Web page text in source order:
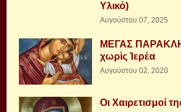
Υλικό)
Αυγούστου 07, 2025
ΜΕΓΑΣ
χωρὶς Ἱερέα
Αυγούστου 02, 2020
Οι Χαιρετισμοί